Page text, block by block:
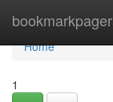
Home
Home
1